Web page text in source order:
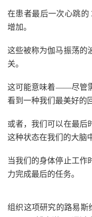
在患者最后一次心跳的
增加。
这些被称为伽马振荡的
关。
这可能意味着——尽管
看到一种我们最美好的
或者，我们可以在最后
这种状态在我们的大脑
当我们的身体停止工作
力完成最后的任务。
组织这项研究的路易斯